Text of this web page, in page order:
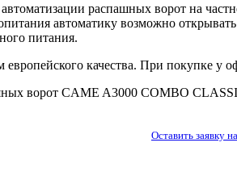
распашных ворот на
автоматику возможно
питания.
качества. При покупке у
ворот CAME A3000 COMBO
Оставить заявку